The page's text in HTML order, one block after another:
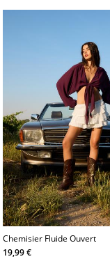
Chemisier Fluide Ouvert
19,99 €